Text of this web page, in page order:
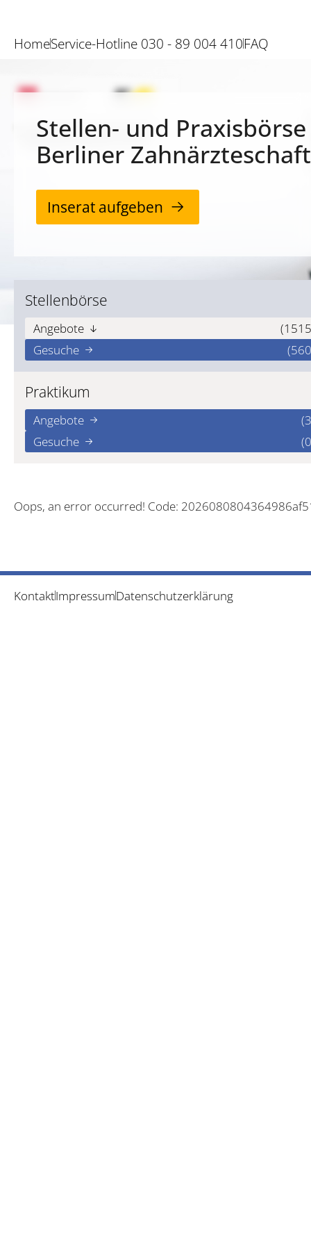
HomeService-Hotline 030 - 89 004 410FAQ
Stellen- und
Berliner Zahnärzteschaft
Inserat aufgeben
Stellenbörse
Angebote
Gesuche
Praktikum
Angebote
Gesuche
Oops, an error occurred! Code:
KontaktImpressumDatenschutzerklärung